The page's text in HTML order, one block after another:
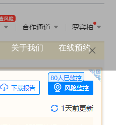
关于我们 在线预约